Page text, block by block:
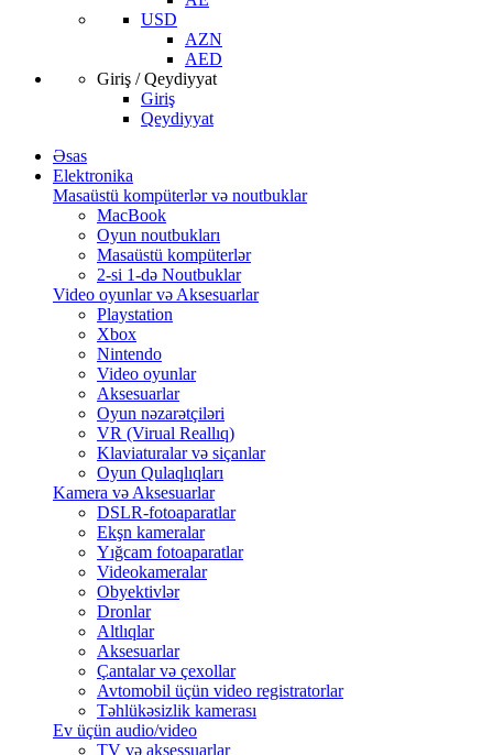
USD
AZN
AED
Giriş / Qeydiyyat
Giriş
Qeydiyyat
Əsas
Elektronika
Masaüstü kompüterlər və noutbuklar
MacBook
Oyun noutbukları
Masaüstü kompüterlər
2-si 1-də Noutbuklar
Video oyunlar və Aksesuarlar
Playstation
Xbox
Nintendo
Video oyunlar
Aksesuarlar
Oyun nəzarətçiləri
VR (Virual Reallıq)
Klaviaturalar və siçanlar
Oyun Qulaqlıqları
Kamera və Aksesuarlar
DSLR-fotoaparatlar
Ekşn kameralar
Yığcam fotoaparatlar
Videokameralar
Obyektivlər
Dronlar
Altlıqlar
Aksesuarlar
Çantalar və çexollar
Avtomobil üçün video registratorlar
Təhlükəsizlik kamerası
Ev üçün audio/video
TV və aksessuarlar